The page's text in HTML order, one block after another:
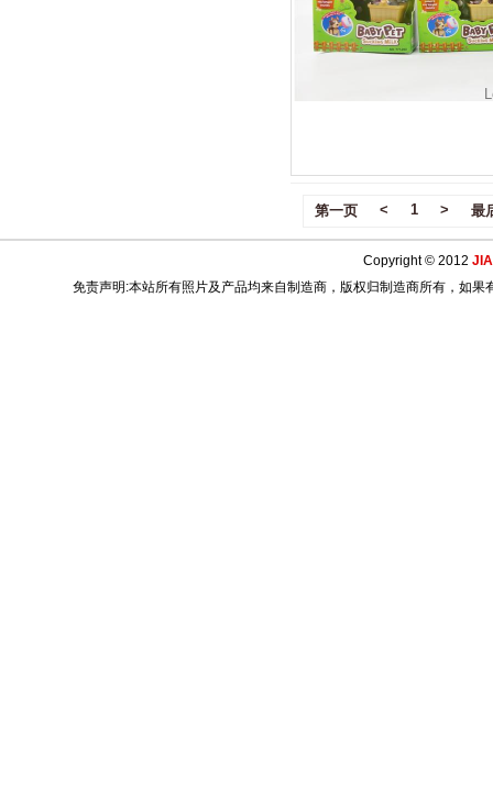
第一页 < 1 > 最
Copyright © 2012
免责声明:本站所有照片及产品均来自制造商，版权归制造商所有，如